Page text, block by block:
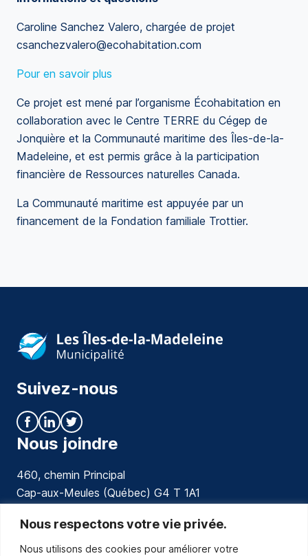
Nous respectons votre vie privée.
Nous utilisons des cookies pour améliorer votre
Caroline Sanchez Valero, chargée de projet
csanchezvalero@ecohabitation.com
Pour en savoir plus
Ce projet est mené par l’organisme Écohabitation en
collaboration avec le Centre TERRE du Cégep de
Jonquière et la Communauté maritime des Îles-de-la-
Madeleine, et est permis grâce à la participation
financière de Ressources naturelles Canada.
La Communauté maritime est appuyée par un
financement de la Fondation familiale Trottier.
Suivez-nous
Nous joindre
460, chemin Principal
Cap-aux-Meules (Québec) G4 T 1A1
communications@muniles.ca
418 986-3100